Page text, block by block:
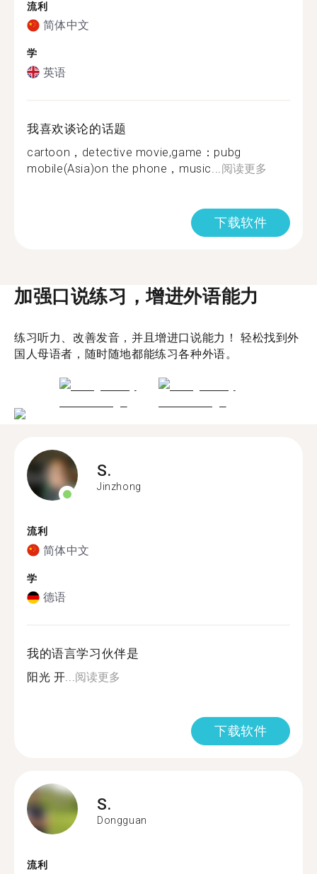
流利
简体中文
学
英语
我喜欢谈论的话题
cartoon，detective movie,game：pubg
mobile(Asia)on the phone，music... 阅读更多
下载软件
加强口说练习，增进外语能力
练习听力、改善发音，并且增进口说能力！ 轻松找到外
国人母语者，随时随地都能练习各种外语。
S.
Jinzhong
流利
简体中文
学
德语
我的语言学习伙伴是
阳光 开...阅读更多
下载软件
S.
Dongguan
流利